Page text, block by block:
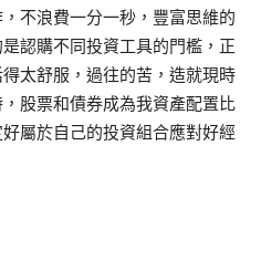
不浪費一分一秒，豐富思維的
認購不同投資工具的門檻，正
太舒服，過往的苦，造就現時
股票和債券成為我資產配置比
屬於自己的投資組合應對好經